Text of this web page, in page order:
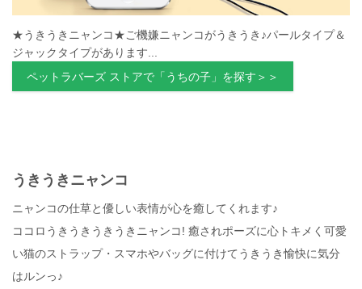
★うきうきニャンコ★ご機嫌ニャンコがうきうき♪パールタイプ＆
ジャックタイプがあります...
ペットラバーズ ストアで「うちの子」を探す＞＞
うきうきニャンコ
ニャンコの仕草と優しい表情が心を癒してくれます♪
ココロうきうきうきうきニャンコ! 癒されポーズに心トキメく可愛
い猫のストラップ・スマホやバッグに付けてうきうき愉快に気分
はルンっ♪